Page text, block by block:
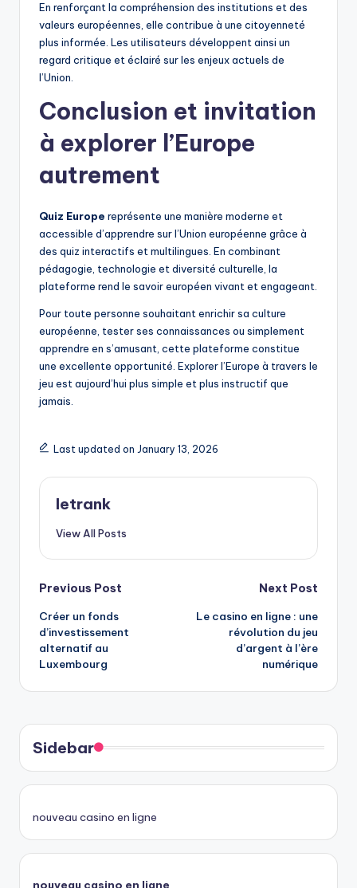
En renforçant la compréhension des institutions et des
valeurs européennes, elle contribue à une citoyenneté
plus informée. Les utilisateurs développent ainsi un
regard critique et éclairé sur les enjeux actuels de
l’Union.
Conclusion et invitation
à explorer l’Europe
autrement
Quiz Europe représente une manière moderne et
accessible d’apprendre sur l’Union européenne grâce à
des quiz interactifs et multilingues. En combinant
pédagogie, technologie et diversité culturelle, la
plateforme rend le savoir européen vivant et engageant.
Pour toute personne souhaitant enrichir sa culture
européenne, tester ses connaissances ou simplement
apprendre en s’amusant, cette plateforme constitue
une excellente opportunité. Explorer l’Europe à travers le
jeu est aujourd’hui plus simple et plus instructif que
jamais.
Last updated on January 13, 2026
letrank
View All Posts
Post
navigation
Previous Post
Créer un fonds
d’investissement
alternatif au
Luxembourg
Next Post
Le casino en ligne : une
révolution du jeu
d’argent à l’ère
numérique
Sidebar
nouveau casino en ligne
nouveau casino en ligne